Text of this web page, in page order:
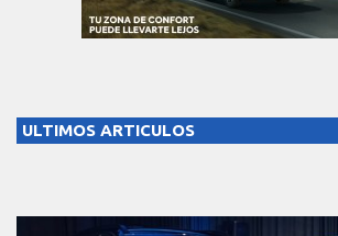
ULTIMOS ARTICULOS